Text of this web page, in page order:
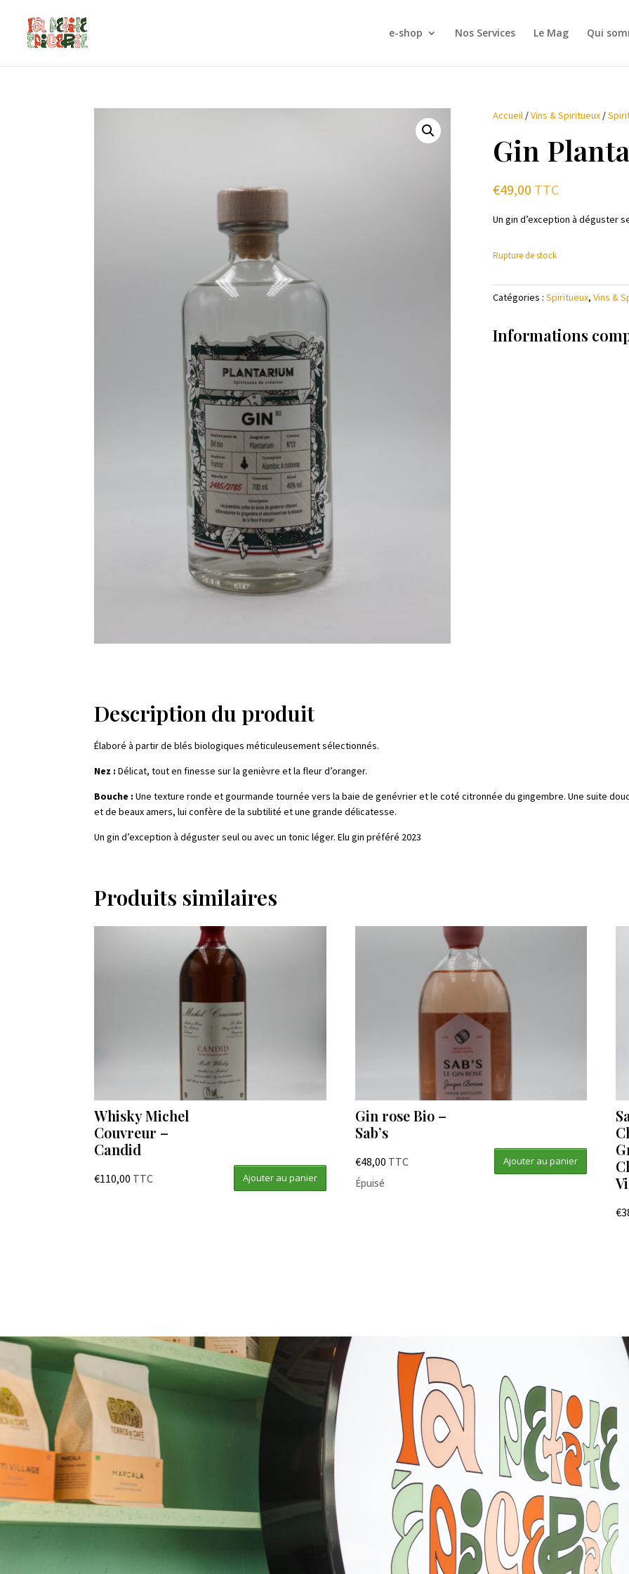
e-shop Nos Services Le Mag Qui
Accueil /Vins & Spiritueux/
Gin
€49,00 TTC
Un gin d’exception à déguster
Rupture de stock
Catégories : Spiritueux, Vins &
Informations
Description du produit
Élaboré à partir de blés biologiques méticuleusement sélectionnés.
Nez : Délicat, tout en finesse sur la genièvre et la fleur d’oranger.
Bouche : Une texture ronde et gourmande tournée vers la baie de genévrier et le coté citronnée du gingembre. Une suite
et de beaux amers, lui confère de la subtilité et une grande délicatesse.
Un gin d’exception à déguster seul ou avec un tonic léger. Elu gin préféré 2023
Produits similaires
Whisky Michel
Couvreur –
Candid
€110,00 TTC Ajouter au panier
Gin rose Bio –
Sab’s
€48,00 TTC Ajouter au panier
Épuisé
€